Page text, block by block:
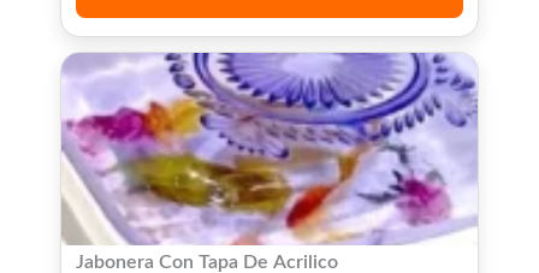
Jabonera Con Tapa De Acrilico